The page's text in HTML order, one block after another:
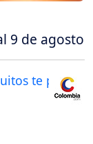
9 de agosto